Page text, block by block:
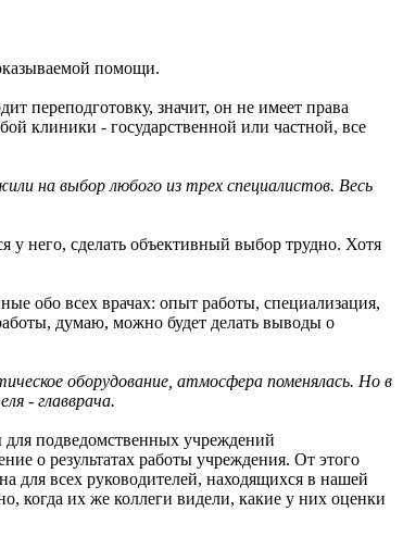
помощи.
переподготовку, значит, он не имеет права
клиники - государственной или частной, все
на выбор любого из трех специалистов. Весь
у него, сделать объективный выбор трудно. Хотя
обо всех врачах: опыт работы, специализация,
думаю, можно будет делать выводы о
оборудование, атмосфера поменялась. Но в
- главврача.
подведомственных учреждений
о результатах работы учреждения. От этого
для всех руководителей, находящихся в нашей
когда их же коллеги видели, какие у них оценки